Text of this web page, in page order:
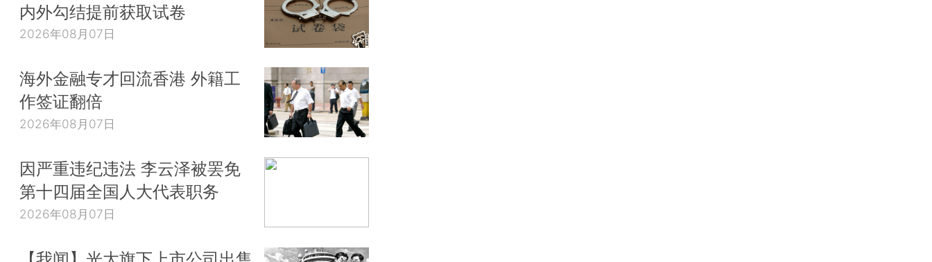
内外勾结提前获取试卷
2026年08月07日
海外金融专才回流香港 外籍工
作签证翻倍
2026年08月07日
因严重违纪违法 李云泽被罢免
第十四届全国人大代表职务
2026年08月07日